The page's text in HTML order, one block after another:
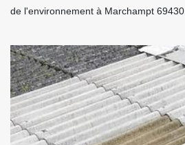
de l'environnement à Marchampt 69430.